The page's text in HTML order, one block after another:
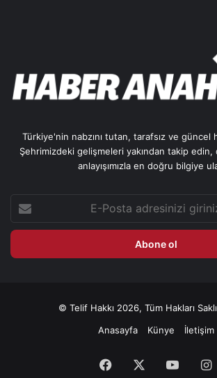
Türkiye'nin nabzını tutan, tarafsız ve güncel
Şehrimizdeki gelişmeleri yakından takip
anlayışımızla en doğru bilgiye
Posta
adresinizi
© Telif Hakkı 2026, Tüm Hakları
Anasayfa
Künye İletişim
Facebook